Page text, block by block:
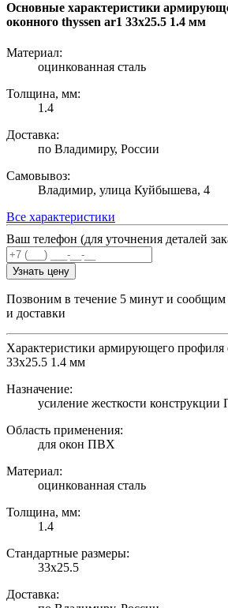
Основные характеристики
оконного thyssen ar1 33х25.5 1.4 мм
Материал:
оцинкованная сталь
Толщина, мм:
1.4
Доставка:
по Владимиру, России
Самовывоз:
Владимир, улица Куйбышева, 4
Все характеристики
Ваш телефон (для уточнения деталей
Узнать цену
Позвоним в течение 5 минут и сообщим
и доставки
Характеристики армирующего профиля
33х25.5 1.4 мм
Назначение:
усиление жесткости
Область применения:
для окон ПВХ
Материал:
оцинкованная сталь
Толщина, мм:
1.4
Стандартные размеры:
33х25.5
Доставка: